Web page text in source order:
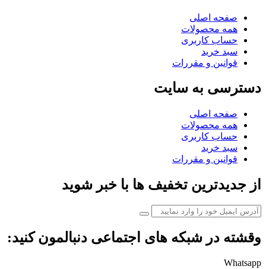
صفحه اصلی
همه محصولات
حساب کاربری
سبد خرید
قوانین و مقررات
دسترسی به سایت
صفحه اصلی
همه محصولات
حساب کاربری
سبد خرید
قوانین و مقررات
از جدیدترین تخفیف ها با خبر شوید
وقشته در شبکه های اجتماعی دنبالمون کنید:
Whatsapp